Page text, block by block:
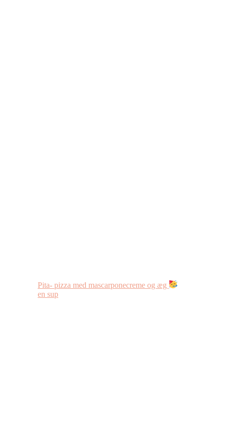
Pita- pizza med mascarponecreme og æg
en sup